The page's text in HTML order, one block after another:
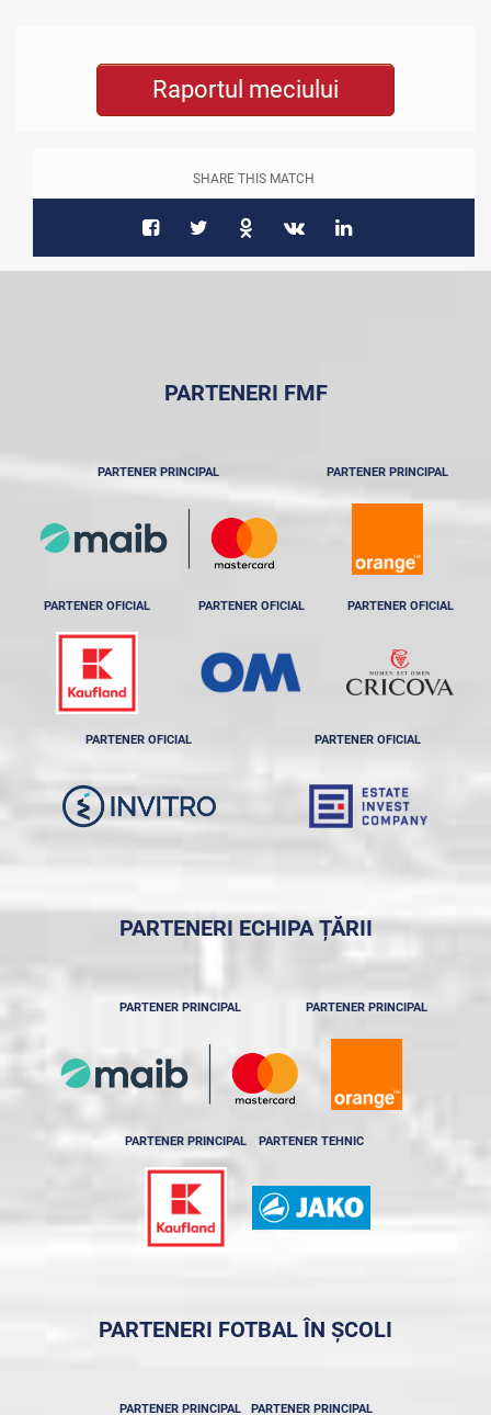
Raportul meciului
SHARE THIS MATCH
PARTENERI FMF
PARTENER PRINCIPAL PARTENER PRINCIPAL
PARTENER OFICIAL PARTENER OFICIAL PARTENER OFICIAL
PARTENER OFICIAL PARTENER OFICIAL
PARTENERI ECHIPA ȚĂRII
PARTENER PRINCIPAL PARTENER PRINCIPAL
PARTENER PRINCIPAL PARTENER TEHNIC
PARTENERI FOTBAL ÎN ȘCOLI
PARTENER PRINCIPAL PARTENER PRINCIPAL